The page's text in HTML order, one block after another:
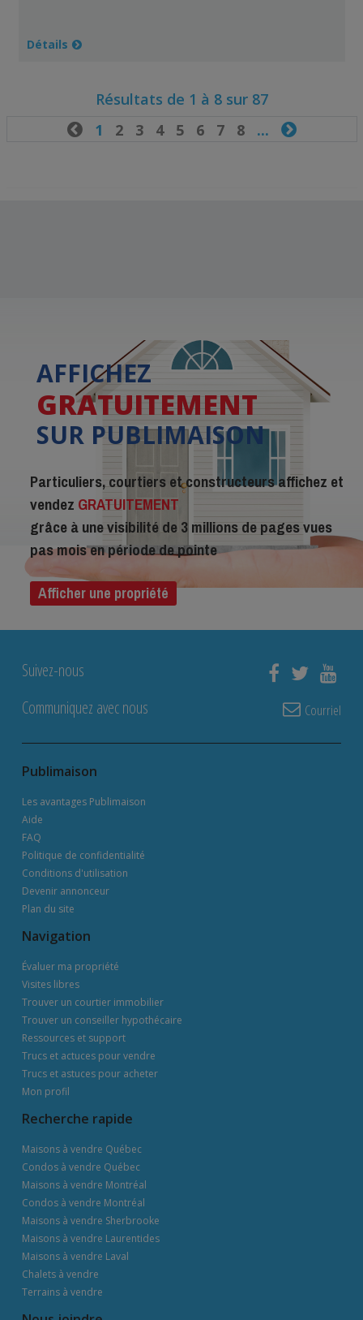
Détails
Résultats de 1 à 8 sur 87
1 2 3 4 5 6 7 8... 
AFFICHEZ
GRATUITEMENT
SUR PUBLIMAISON
Particuliers, courtiers et constructeurs affichez et
vendez GRATUITEMENT
grâce à une visibilité de 3 millions de pages vues
pas mois en période de pointe
Afficher une propriété
Suivez-nous
Communiquez avec nous
Courriel
Publimaison
Les avantages Publimaison
Aide
FAQ
Politique de confidentialité
Conditions d'utilisation
Devenir annonceur
Plan du site
Navigation
Évaluer ma propriété
Visites libres
Trouver un courtier immobilier
Trouver un conseiller hypothécaire
Ressources et support
Trucs et actuces pour vendre
Trucs et astuces pour acheter
Mon profil
Recherche rapide
Maisons à vendre Québec
Condos à vendre Québec
Maisons à vendre Montréal
Condos à vendre Montréal
Maisons à vendre Sherbrooke
Maisons à vendre Laurentides
Maisons à vendre Laval
Chalets à vendre
Terrains à vendre